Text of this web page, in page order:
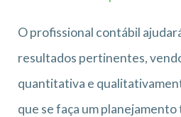
O profissional contábil
resultados pertinentes,
quantitativa e
que se faça um